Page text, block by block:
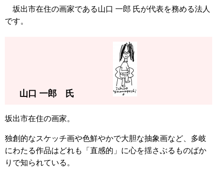
坂出市在住の画家である山口 一郎 氏が代表を務める法人
です。
山口 一郎 氏
坂出市在住の画家。
独創的なスケッチ画や色鮮やかで大胆な抽象画など、多岐
にわたる作品はどれも「直感的」に心を揺さぶるものばか
りで知られている。